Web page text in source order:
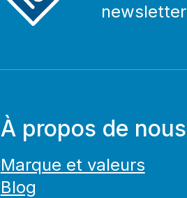
newsletter
À propos de nous
Marque et valeurs
Blog